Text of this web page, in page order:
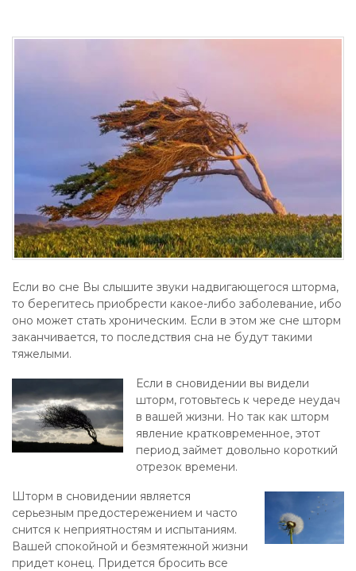
Если во сне Вы слышите звуки надвигающегося шторма,
то берегитесь приобрести какое-либо заболевание, ибо
оно может стать хроническим. Если в этом же сне шторм
заканчивается, то последствия сна не будут такими
тяжелыми.
Если в сновидении вы видели
шторм, готовьтесь к череде неудач
в вашей жизни. Но так как шторм
явление кратковременное, этот
период займет довольно короткий
отрезок времени.
Шторм в сновидении является
серьезным предостережением и часто
снится к неприятностям и испытаниям.
Вашей спокойной и безмятежной жизни
придет конец. Придется бросить все